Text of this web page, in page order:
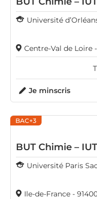
Université
Centre-Val de Loire
Je minscris
BAC+3
BUT Chimie –
Université Paris
Ile-de-France -